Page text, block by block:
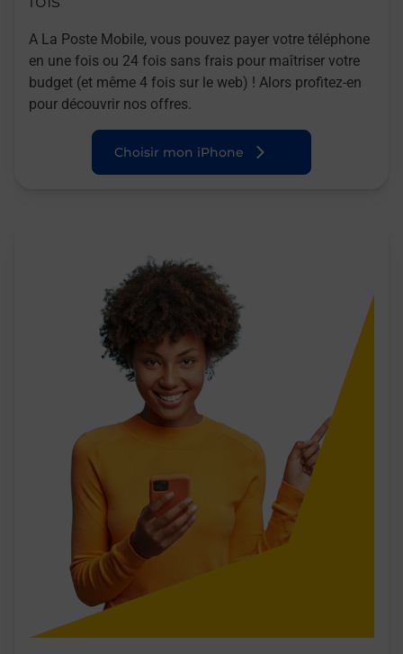
A La Poste Mobile, vous pouvez payer votre téléphone
en une fois ou 24 fois sans frais pour maîtriser votre
budget (et même 4 fois sur le web) ! Alors profitez-en
pour découvrir nos offres.
Choisir mon iPhone